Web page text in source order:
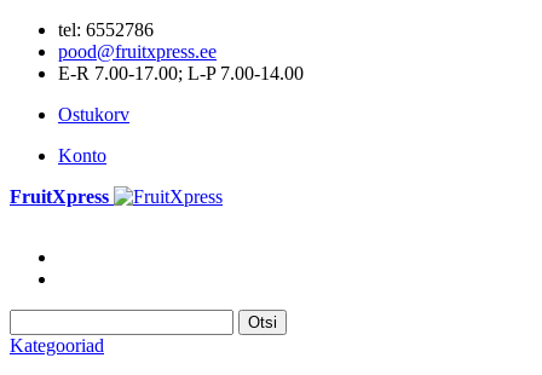
tel: 6552786
pood@fruitxpress.ee
E-R 7.00-17.00; L-P 7.00-14.00
Ostukorv
Konto
FruitXpress
Otsi
Kategooriad